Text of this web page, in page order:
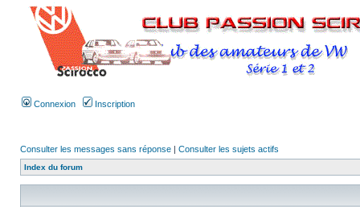
Connexion Inscription
Consulter les messages sans réponse | Consulter les sujets actifs
Index du forum